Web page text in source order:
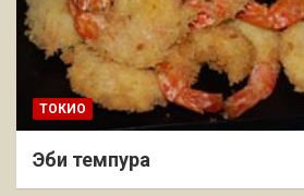
ТОКИО
Эби темпура